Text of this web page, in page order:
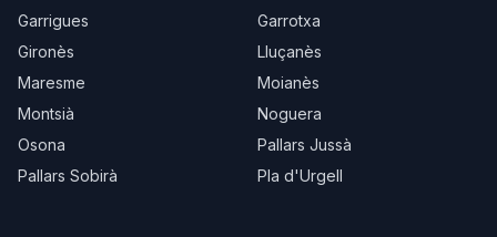
Garrigues
Garrotxa
Gironès
Lluçanès
Maresme
Moianès
Montsià
Noguera
Osona
Pallars Jussà
Pallars Sobirà
Pla d'Urgell